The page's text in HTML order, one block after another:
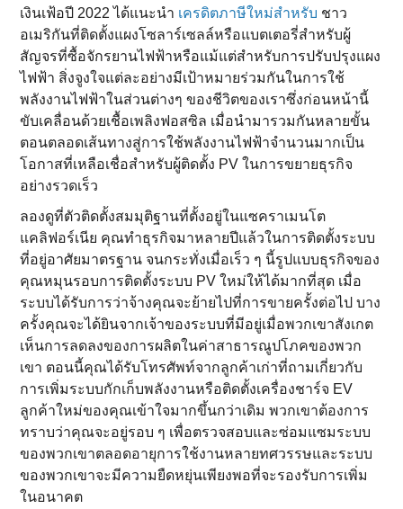
เงินเฟ้อปี 2022 ได้แนะนํา เครดิตภาษีใหม่สําหรับ ชาว
อเมริกันที่ติดตั้งแผงโซลาร์เซลล์หรือแบตเตอรี่สําหรับผู้
สัญจรที่ซื้อจักรยานไฟฟ้าหรือแม้แต่สําหรับการปรับปรุงแผง
ไฟฟ้า สิ่งจูงใจแต่ละอย่างมีเป้าหมายร่วมกันในการใช้
พลังงานไฟฟ้าในส่วนต่างๆ ของชีวิตของเราซึ่งก่อนหน้านี้
ขับเคลื่อนด้วยเชื้อเพลิงฟอสซิล เมื่อนํามารวมกันหลายขั้น
ตอนตลอดเส้นทางสู่การใช้พลังงานไฟฟ้าจํานวนมากเป็น
โอกาสที่เหลือเชื่อสําหรับผู้ติดตั้ง PV ในการขยายธุรกิจ
อย่างรวดเร็ว
ลองดูที่ตัวติดตั้งสมมุติฐานที่ตั้งอยู่ในแซคราเมนโต
แคลิฟอร์เนีย คุณทําธุรกิจมาหลายปีแล้วในการติดตั้งระบบ
ที่อยู่อาศัยมาตรฐาน จนกระทั่งเมื่อเร็ว ๆ นี้รูปแบบธุรกิจของ
คุณหมุนรอบการติดตั้งระบบ PV ใหม่ให้ได้มากที่สุด เมื่อ
ระบบได้รับการว่าจ้างคุณจะย้ายไปที่การขายครั้งต่อไป บาง
ครั้งคุณจะได้ยินจากเจ้าของระบบที่มีอยู่เมื่อพวกเขาสังเกต
เห็นการลดลงของการผลิตในค่าสาธารณูปโภคของพวก
เขา ตอนนี้คุณได้รับโทรศัพท์จากลูกค้าเก่าที่ถามเกี่ยวกับ
การเพิ่มระบบกักเก็บพลังงานหรือติดตั้งเครื่องชาร์จ EV
ลูกค้าใหม่ของคุณเข้าใจมากขึ้นกว่าเดิม พวกเขาต้องการ
ทราบว่าคุณจะอยู่รอบ ๆ เพื่อตรวจสอบและซ่อมแซมระบบ
ของพวกเขาตลอดอายุการใช้งานหลายทศวรรษและระบบ
ของพวกเขาจะมีความยืดหยุ่นเพียงพอที่จะรองรับการเพิ่ม
ในอนาคต